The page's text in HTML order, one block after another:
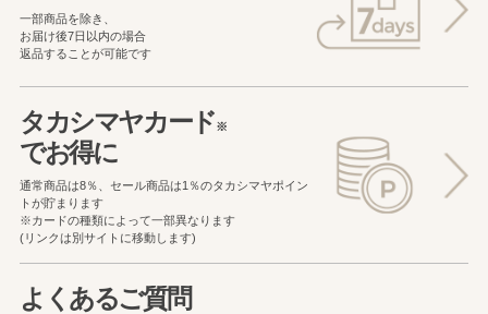
一部商品を除き、
お届け後7日以内の場合
返品することが可能です
タカシマヤカード※
でお得に
通常商品は8％、セール商品は1％のタカシマヤポイン
トが貯まります
※カードの種類によって一部異なります
(リンクは別サイトに移動します)
よくあるご質問